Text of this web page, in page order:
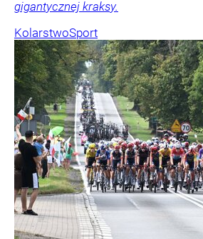
gigantycznej kraksy.
KolarstwoSport